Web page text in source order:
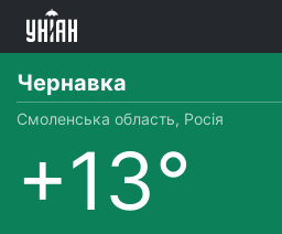
Чернавка
Смоленська область, Росія
+13°